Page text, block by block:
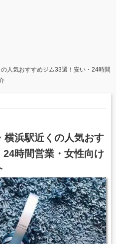
人気おすすめジム33選！安い・24時間
横浜駅近くの人気おす
時間営業・女性向け